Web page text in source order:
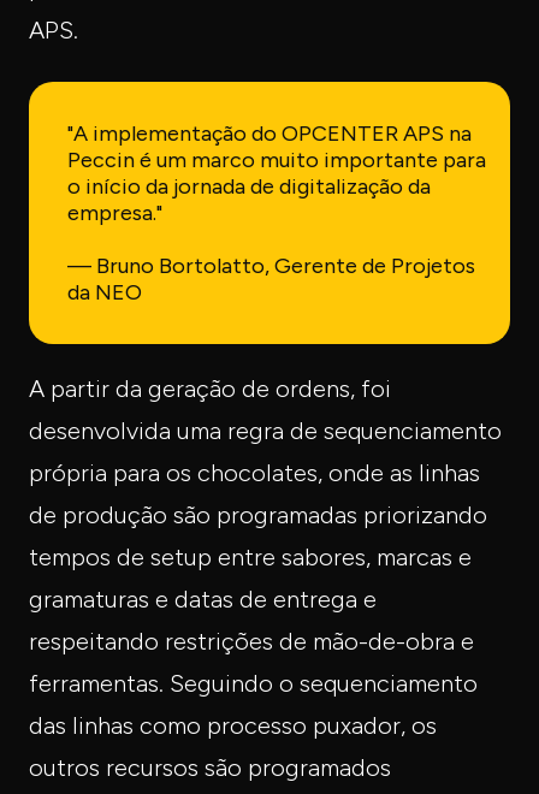
APS.
"A implementação do OPCENTER APS na
Peccin é um marco muito importante para
o início da jornada de digitalização da
empresa."
— Bruno Bortolatto, Gerente de Projetos
da NEO
A partir da geração de ordens, foi
desenvolvida uma regra de sequenciamento
própria para os chocolates, onde as linhas
de produção são programadas priorizando
tempos de setup entre sabores, marcas e
gramaturas e datas de entrega e
respeitando restrições de mão-de-obra e
ferramentas. Seguindo o sequenciamento
das linhas como processo puxador, os
outros recursos são programados